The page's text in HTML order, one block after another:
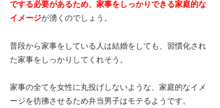
でする必要があるため、家事をしっかりできる家庭的な
イメージが湧くのでしょう。
普段から家事をしている人は結婚をしても、習慣化され
た家事をしっかりしてくれそう。
家事の全てを女性に丸投げしないような、家庭的なイメ
ージを彷彿させるため弁当男子はモテるようです。